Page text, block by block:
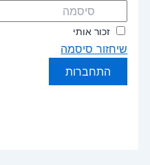
זכור אותי
שיחזור סיסמה
התחברות